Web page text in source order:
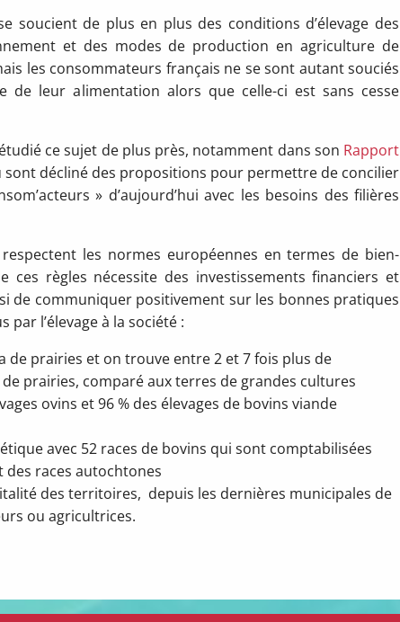
soucient de plus en plus des conditions d’élevage des
et des modes de production en agriculture de
les consommateurs français ne se sont autant souciés
de leur alimentation alors que celle-ci est sans cesse
ce sujet de plus près, notamment dans son Rapport
sont décliné des propositions pour permettre de concilier
» d’aujourd’hui avec les besoins des filières
respectent les normes européennes en termes de bien-
ces règles nécessite des investissements financiers et
de communiquer positivement sur les bonnes pratiques
l’élevage à la société :
de prairies et on trouve entre 2 et 7 fois plus de
prairies, comparé aux terres de grandes cultures
ovins et 96 % des élevages de bovins viande
avec 52 races de bovins qui sont comptabilisées
races autochtones
des territoires, depuis les dernières municipales de
ou agricultrices.